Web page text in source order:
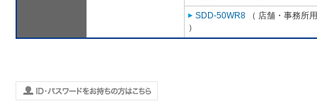
SDD-50WR8 （ 店舗・事務所
）